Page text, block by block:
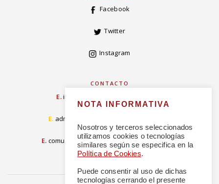
Facebook
Twitter
Instagram
CONTACTO
E.info@concordiarealespanola.es
E. admision@concordiarealespanola.es
E. comunicacion@concordiarealespanola.es
NOTA INFORMATIVA
Nosotros y terceros seleccionados
utilizamos cookies o tecnologías
similares según se especifica en la
Política de Cookies.
Puede consentir al uso de dichas
tecnologías cerrando el presente